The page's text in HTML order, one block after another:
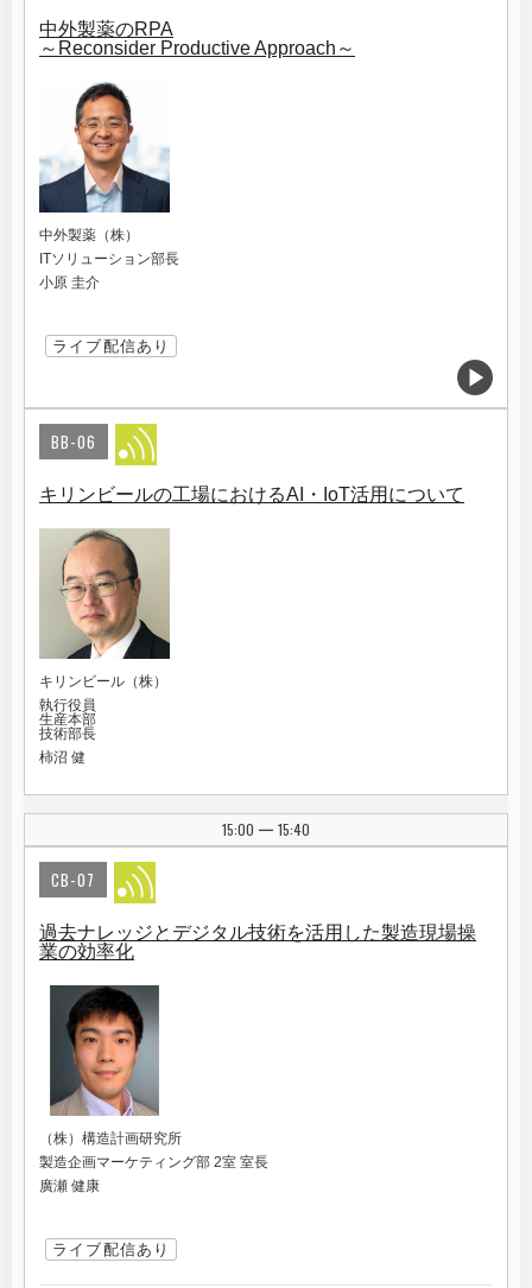
中外製薬のRPA
～Reconsider Productive Approach～
中外製薬（株）
ITソリューション部長
小原 圭介
ライブ配信あり
BB-06
キリンビールの工場におけるAI・IoT活用について
キリンビール（株）
執行役員
生産本部
技術部長
柿沼 健
15:00 | 15:40
CB-07
過去ナレッジとデジタル技術を活用した製造現場操
業の効率化
（株）構造計画研究所
製造企画マーケティング部 2室 室長
廣瀬 健康
ライブ配信あり